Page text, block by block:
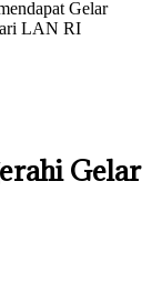
Gelar
LAN RI
Gelar